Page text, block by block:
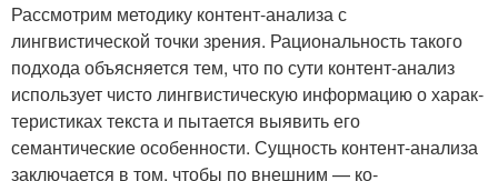
Рассмотрим методику контент-анализа с
лингвистической точки зре­ния. Рациональность такого
подхода объясняется тем, что по сути кон­тент-анализ
использует чисто лингвистическую информацию о харак­
теристиках текста и пытается выявить его
семантические особенности. Сущность контент-анализа
заключается в том, чтобы по внешним — ко­